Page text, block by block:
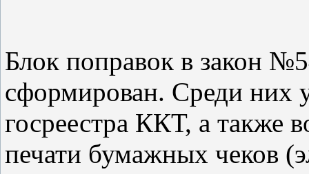
Блок поправок в закон
сформирован. Среди них
госреестра ККТ, а также
печати бумажных чеков